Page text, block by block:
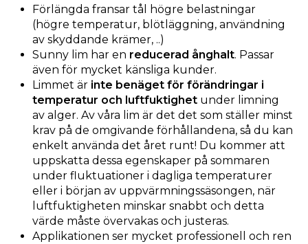
Förlängda fransar tål högre belastningar
(högre temperatur, blötläggning, användning
av skyddande krämer, ..)
Sunny lim har en reducerad ånghalt. Passar
även för mycket känsliga kunder.
Limmet är inte benäget för förändringar i
temperatur och luftfuktighet under limning
av alger. Av våra lim är det det som ställer minst
krav på de omgivande förhållandena, så du kan
enkelt använda det året runt! Du kommer att
uppskatta dessa egenskaper på sommaren
under fluktuationer i dagliga temperaturer
eller i början av uppvärmningssäsongen, när
luftfuktigheten minskar snabbt och detta
värde måste övervakas och justeras.
Applikationen ser mycket professionell och ren